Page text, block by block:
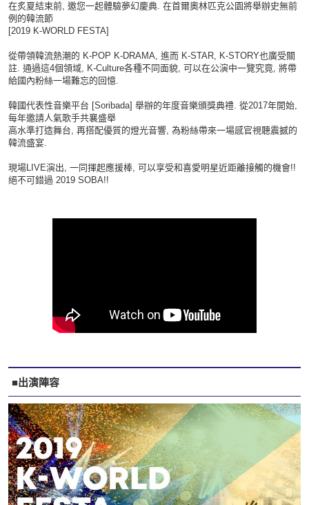
在炙夏結束前, 邀您一起體驗夢幻慶典. 在首爾奧林匹克公園將舉辦史無前
例的韓流節
[2019 K-WORLD FESTA]
從帶領韓流熱潮的 K-POP K-DRAMA, 進而 K-STAR, K-STORY也廣受關
註. 通過這4個領域, K-Culture各種不同面貌, 可以在公演中一覽究竟, 將帶
給國內粉絲一場難忘的回憶.
韓國代表性音樂平台 [Soribada] 舉辦的年度音樂頒獎典禮. 從2017年開始,
每年邀請人氣歌手共襄盛舉
高水準打造舞台, 再搭配優質的燈光音響, 為粉絲帶來一場感官視聽震撼的
韓流盛宴.
現場LIVE演出, 一同揮起應援棒, 可以享受和喜愛明星近距離接觸的機會!!
絕不可錯過 2019 SOBA!!
■出演陣容